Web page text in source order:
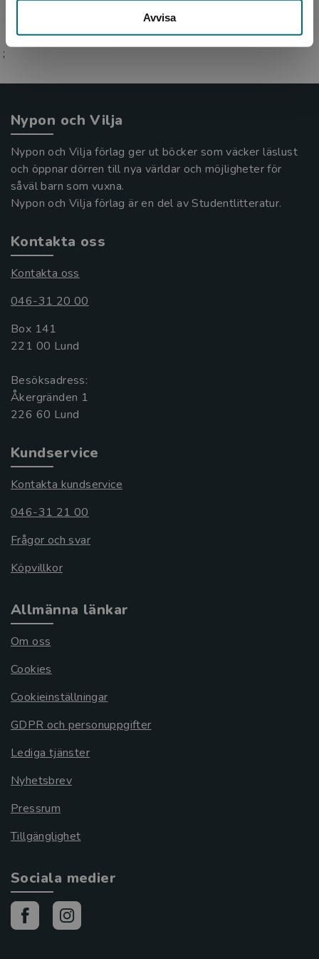
Avvisa
;
Nypon och Vilja
Nypon och Vilja förlag ger ut böcker som väcker läslust
och öppnar dörren till nya världar och möjligheter för
såväl barn som vuxna.
Nypon och Vilja förlag är en del av Studentlitteratur.
Kontakta oss
Kontakta oss
046-31 20 00
Box 141
221 00 Lund
Besöksadress:
Åkergränden 1
Kundservice
Kontakta kundservice
046-31 21 00
Frågor och svar
Köpvillkor
Allmänna länkar
Om oss
Cookies
Cookieinställningar
GDPR och personuppgifter
Lediga tjänster
Nyhetsbrev
Pressrum
Tillgänglighet
Sociala medier